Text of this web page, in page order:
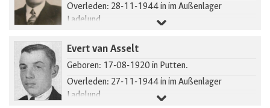
Overleden: 28-11-1944 in im Außenlager
Ladelund.
Evert van Asselt
Geboren: 17-08-1920 in Putten.
Overleden: 27-11-1944 in im Außenlager
Ladelund.